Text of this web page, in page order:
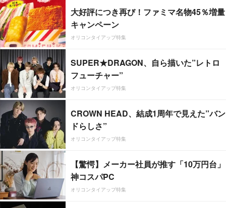
大好評につき再び！ファミマ名物45％増量
キャンペーン
オリコンタイアップ特集
SUPER★DRAGON、自ら描いた”レトロ
フューチャー”
オリコンタイアップ特集
CROWN HEAD、結成1周年で見えた”バン
ドらしさ”
オリコンタイアップ特集
【驚愕】メーカー社員が推す「10万円台」
神コスパPC
オリコンタイアップ特集